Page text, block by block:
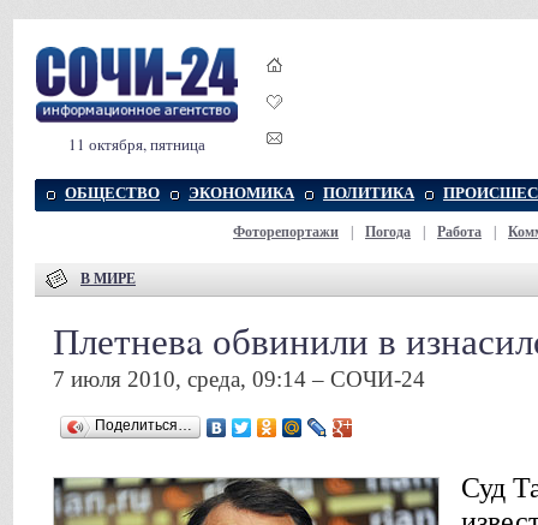
11 октября, пятница
ОБЩЕСТВО ЭКОНОМИКА ПОЛИТИКА
Фоторепортажи Погода Работа
В МИРЕ
Плетневa обвинили в
7 июля 2010, среда, 09:14 – СОЧИ-24
Поделиться…
Суд